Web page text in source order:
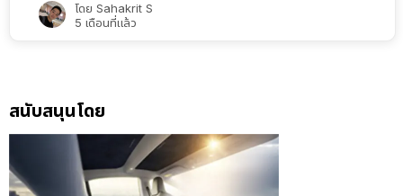
โดย Sahakrit S
5 เดือนที่แล้ว
สนับสนุนโดย